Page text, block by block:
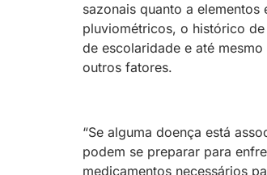
sazonais quanto a
pluviométricos, o histórico
de escolaridade e até
outros fatores.
“Se alguma doença está
podem se preparar para
medicamentos necessários